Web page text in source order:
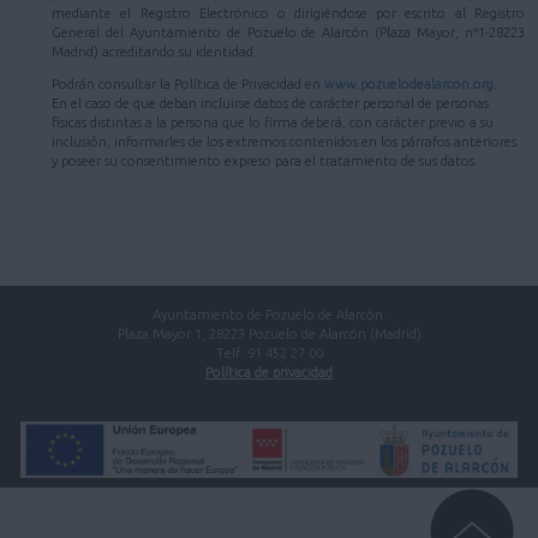
mediante el Registro Electrónico o dirigiéndose por escrito al Registro
General del Ayuntamiento de Pozuelo de Alarcón (Plaza Mayor, nº1-28223
Madrid) acreditando su identidad.
Podrán consultar la Política de Privacidad en www.pozuelodealarcon.org
En el caso de que deban incluirse datos de carácter personal de personas
físicas distintas a la persona que lo firma deberá, con carácter previo a su
inclusión, informarles de los extremos contenidos en los párrafos anteriores
y poseer su consentimiento expreso para el tratamiento de sus datos.
Ayuntamiento de Pozuelo de Alarcón.
Plaza Mayor 1, 28223 Pozuelo de Alarcón (Madrid)
Telf. 91 452 27 00
Política de privacidad